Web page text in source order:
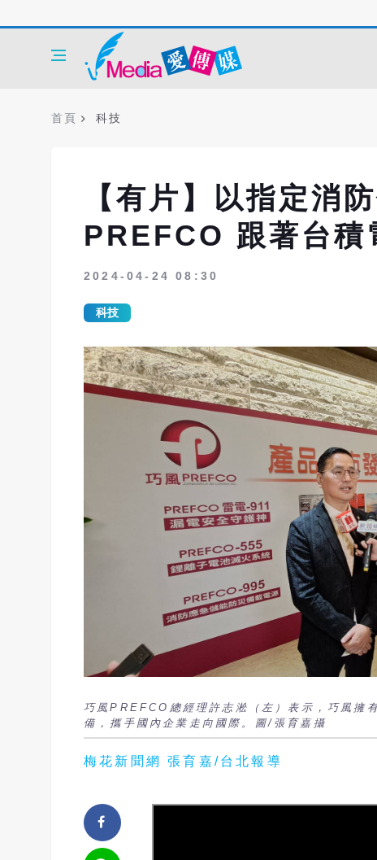
首頁 科技
【有片】以指定消
PREFCO 跟著台積
2024-04-24 08:30
科技
巧風PREFCO總經理許志淞（左）表示，巧風擁
備，攜手國內企業走向國際。圖/張育嘉攝
梅花新聞網 張育嘉/台北報導